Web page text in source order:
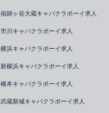
祖師ヶ谷大蔵キャバクラボーイ求人
市川キャバクラボーイ求人
横浜キャバクラボーイ求人
新横浜キャバクラボーイ求人
橋本キャバクラボーイ求人
武蔵新城キャバクラボーイ求人